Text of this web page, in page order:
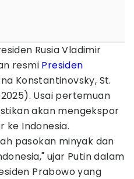
Rusia Vladimir
resmi Presiden
Konstantinovsky, St.
Usai pertemuan
akan mengekspor
ke Indonesia.
pasokan minyak dan
ujar Putin dalam
Prabowo yang